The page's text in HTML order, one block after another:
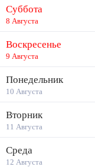
Суббота
8 Августа
Воскресенье
9 Августа
Понедельник
10 Августа
Вторник
11 Августа
Среда
12 Августа